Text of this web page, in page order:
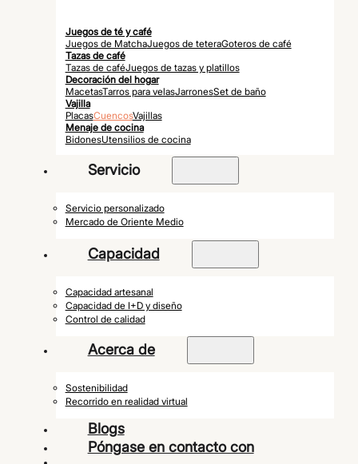
Juegos de té y café
Juegos de MatchaJuegos de teteraGoteros de café
Tazas de café
Tazas de caféJuegos de tazas y platillos
Decoración del hogar
MacetasTarros para velasJarronesSet de baño
Vajilla
PlacasCuencosVajillas
Menaje de cocina
BidonesUtensilios de cocina
Servicio
Servicio personalizado
Mercado de Oriente Medio
Capacidad
Capacidad artesanal
Capacidad de I+D y diseño
Control de calidad
Acerca de
Sostenibilidad
Recorrido en realidad virtual
Blogs
Póngase en contacto con